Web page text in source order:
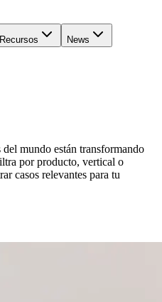
Recursos News
mundo están transformando
por producto, vertical o
casos relevantes para tu